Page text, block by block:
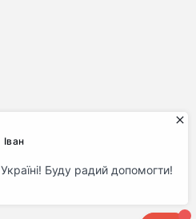
активного посилання на цей